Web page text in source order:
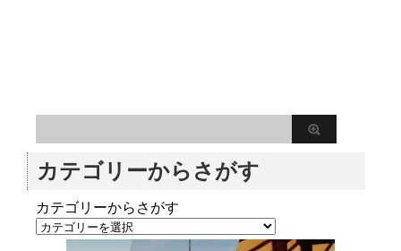
カテゴリーからさがす
カテゴリーからさがす